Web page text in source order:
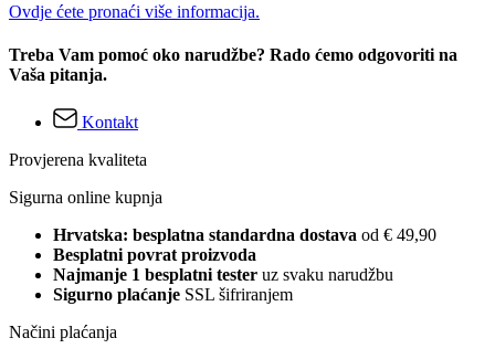
Ovdje ćete pronaći više informacija.
Treba Vam pomoć oko narudžbe? Rado ćemo odgovoriti na
Vaša pitanja.
Kontakt
Provjerena kvaliteta
Sigurna online kupnja
Hrvatska: besplatna standardna dostava od € 49,90
Besplatni povrat proizvoda
Najmanje 1 besplatni tester uz svaku narudžbu
Sigurno plaćanje SSL šifriranjem
Načini plaćanja